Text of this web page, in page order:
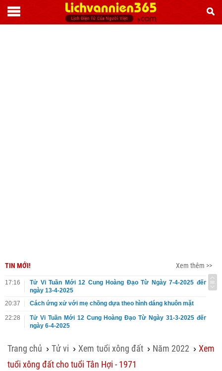
TIN MỚI! Xem thêm >>
17:16
Tử Vi Tuần Mới 12 Cung Hoàng Đạo Từ Ngày 7-4-2025 đến
ngày 13-4-2025
20:37
Cách ứng xử với mẹ chồng dựa theo hình dáng khuôn mặt
22:28
Tử Vi Tuần Mới 12 Cung Hoàng Đạo Từ Ngày 31-3-2025 đến
ngày 6-4-2025
Trang chủ ›Tử vi ›Xem tuổi xông đất › Năm 2022 ›Xem
tuổi xông đất cho tuổi Tân Hợi - 1971